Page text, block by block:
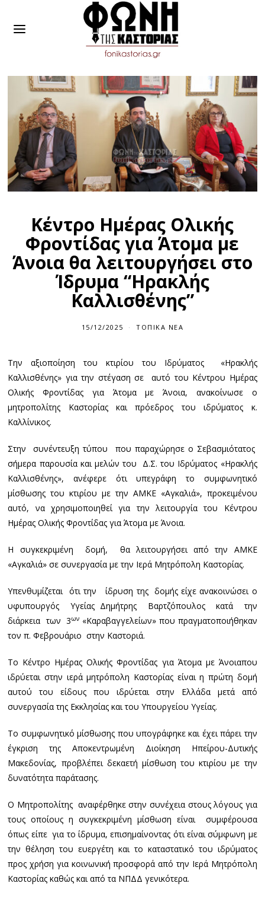
Κέντρο Ημέρας Ολικής
Φροντίδας για Άτομα με
Άνοια θα λειτουργήσει στο
Ίδρυμα “Ηρακλής
Καλλισθένης”
15/12/2025 ΤΟΠΙΚΆ ΝΈΑ
Την αξιοποίηση του κτιρίου του Ιδρύματος «Ηρακλής
Καλλισθένης» για την στέγαση σε αυτό του Κέντρου Ημέρας
Ολικής Φροντίδας για Άτομα με Άνοια, ανακοίνωσε ο
μητροπολίτης Καστορίας και πρόεδρος του ιδρύματος κ.
Καλλίνικος.
Στην συνέντευξη τύπου που παραχώρησε ο Σεβασμιότατος
σήμερα παρουσία και μελών του Δ.Σ. του Ιδρύματος «Ηρακλής
Καλλισθένης», ανέφερε ότι υπεγράφη το συμφωνητικό
μίσθωσης του κτιρίου με την ΑΜΚΕ «Αγκαλιά», προκειμένου
αυτό, να χρησιμοποιηθεί για την λειτουργία του Κέντρου
Ημέρας Ολικής Φροντίδας για Άτομα με Άνοια.
Η συγκεκριμένη δομή, θα λειτουργήσει από την ΑΜΚΕ
«Αγκαλιά» σε συνεργασία με την Ιερά Μητρόπολη Καστορίας.
Υπενθυμίζεται ότι την ίδρυση της δομής είχε ανακοινώσει ο
υφυπουργός Υγείας Δημήτρης Βαρτζόπουλος κατά την
διάρκεια των 3ων «Καραβαγγελείων» που πραγματοποιήθηκαν
τον π. Φεβρουάριο στην Καστοριά.
Το Κέντρο Ημέρας Ολικής Φροντίδας για Άτομα με Άνοιαπου
ιδρύεται στην ιερά μητρόπολη Καστορίας είναι η πρώτη δομή
αυτού του είδους που ιδρύεται στην Ελλάδα μετά από
συνεργασία της Εκκλησίας και του Υπουργείου Υγείας.
Το συμφωνητικό μίσθωσης που υπογράφηκε και έχει πάρει την
έγκριση της Αποκεντρωμένη Διοίκηση Ηπείρου-Δυτικής
Μακεδονίας, προβλέπει δεκαετή μίσθωση του κτιρίου με την
δυνατότητα παράτασης.
Ο Μητροπολίτης αναφέρθηκε στην συνέχεια στους λόγους για
τους οποίους η συγκεκριμένη μίσθωση είναι συμφέρουσα
όπως είπε για το ίδρυμα, επισημαίνοντας ότι είναι σύμφωνη με
την θέληση του ευεργέτη και το καταστατικό του ιδρύματος
προς χρήση για κοινωνική προσφορά από την Ιερά Μητρόπολη
Καστορίας καθώς και από τα ΝΠΔΔ γενικότερα.